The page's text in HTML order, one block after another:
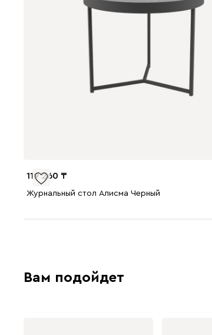
119 260
Журнальный стол Алисма Черный
Вам подойдет